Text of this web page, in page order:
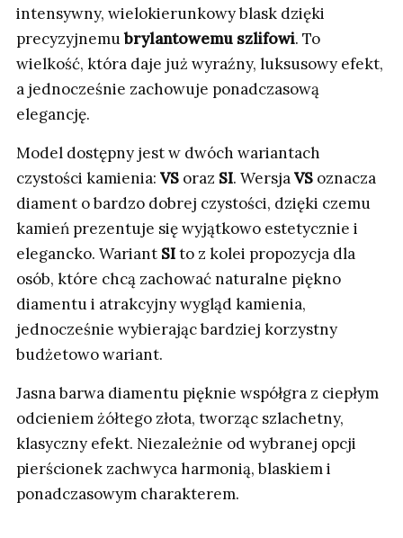
intensywny, wielokierunkowy blask dzięki
precyzyjnemubrylantowemu szlifowi. To
wielkość, która daje już wyraźny, luksusowy efekt,
a jednocześnie zachowuje ponadczasową
elegancję.
Model dostępny jest w dwóch wariantach
czystości kamienia: VS oraz SI. WersjaVS oznacza
diament o bardzo dobrej czystości, dzięki czemu
kamień prezentuje się wyjątkowo estetycznie i
elegancko. Wariant SIto z kolei propozycja dla
osób, które chcą zachować naturalne piękno
diamentu i atrakcyjny wygląd kamienia,
jednocześnie wybierając bardziej korzystny
budżetowo wariant.
Jasna barwa diamentu pięknie współgra z ciepłym
odcieniem żółtego złota, tworząc szlachetny,
klasyczny efekt. Niezależnie od wybranej opcji
pierścionek zachwyca harmonią, blaskiem i
ponadczasowym charakterem.